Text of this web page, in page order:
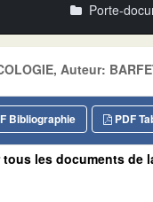
Porte-
Auteur:
PDF
Bibliographie
les documents de